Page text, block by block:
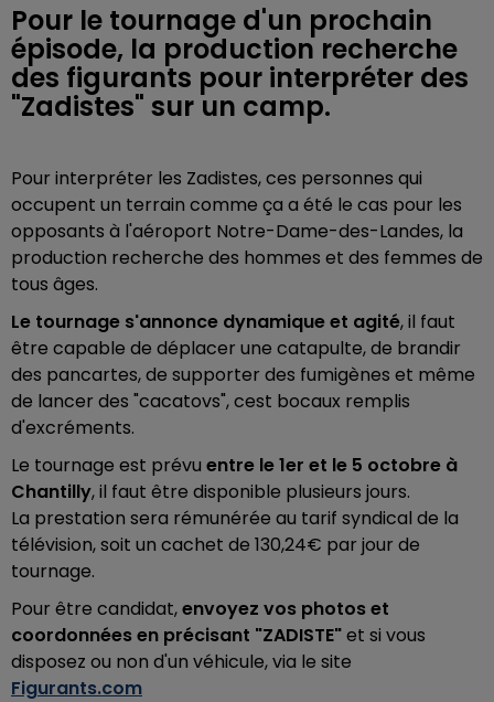
Pour le tournage d'un prochain
épisode, la production recherche
des figurants pour interpréter des
"Zadistes" sur un camp.
Pour interpréter les Zadistes, ces personnes qui
occupent un terrain comme ça a été le cas pour les
opposants à l'aéroport Notre-Dame-des-Landes, la
production recherche des hommes et des femmes de
tous âges.
Le tournage s'annonce dynamique et agité, il faut
être capable de déplacer une catapulte, de brandir
des pancartes, de supporter des fumigènes et même
de lancer des "cacatovs", cest bocaux remplis
d'excréments.
Le tournage est prévu entre le 1er et le 5 octobre à
Chantilly, il faut être disponible plusieurs jours.
La prestation sera rémunérée au tarif syndical de la
télévision, soit un cachet de 130,24€ par jour de
tournage.
Pour être candidat,envoyez vos photos et
coordonnées en précisant "ZADISTE"et si vous
disposez ou non d'un véhicule, via le site
Figurants.com